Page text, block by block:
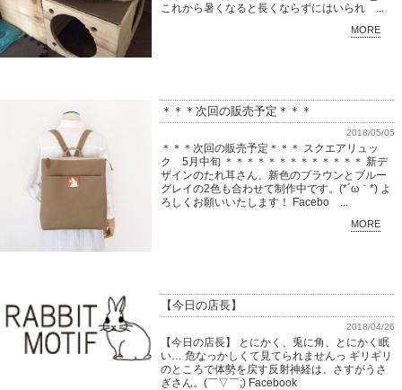
これから暑くなると長くならずにはいられ ...
MORE
＊＊＊次回の販売予定＊＊＊
2018/05/05
＊＊＊次回の販売予定＊＊＊ スクエアリュッ
ク 5月中旬 ＊＊＊＊＊＊＊＊＊＊＊＊＊ 新デ
ザインのたれ耳さん、新色のブラウンとブルー
グレイの2色も合わせて制作中です。(*´ω｀*) よ
ろしくお願いいたします！ Facebo ...
MORE
【今日の店長】
2018/04/26
【今日の店長】 とにかく、兎に角、とにかく眠
い… 危なっかしくて見てられませんっ ギリギリ
のところで体勢を戻す反射神経は、さすがうさ
ぎさん。(￣▽￣;) Facebook